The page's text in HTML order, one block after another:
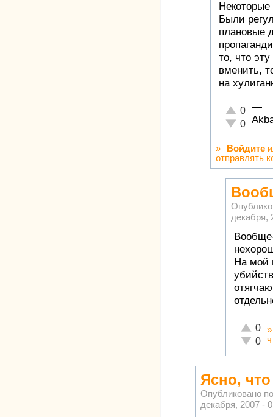
Были
плановые
то, что
вменить,
на
Отлично!
0
0
—
» Войдите
отправлять
декабря,
На мой
0
0
Ясно,
Опубликовано
декабря, 2007 -